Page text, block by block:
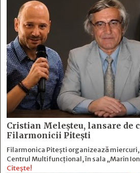
Cristian Meleșteu, lansare de
Filarmonicii Pitești
Filarmonica Pitești organizează miercuri,
Centrul Multifuncțional, în sala „Marin
Citește!